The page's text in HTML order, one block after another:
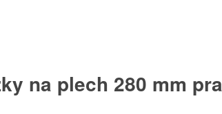
na plech 280 mm